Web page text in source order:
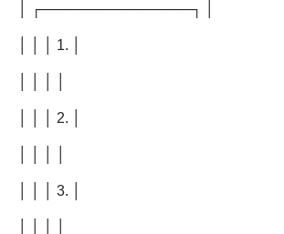
│ ┌───────────────┐ │
│ │ │ 1. │
│ │ │ 2. │
│ │ │ 3. │